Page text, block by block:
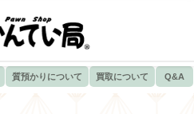
質預かりについて 買取について Q&A